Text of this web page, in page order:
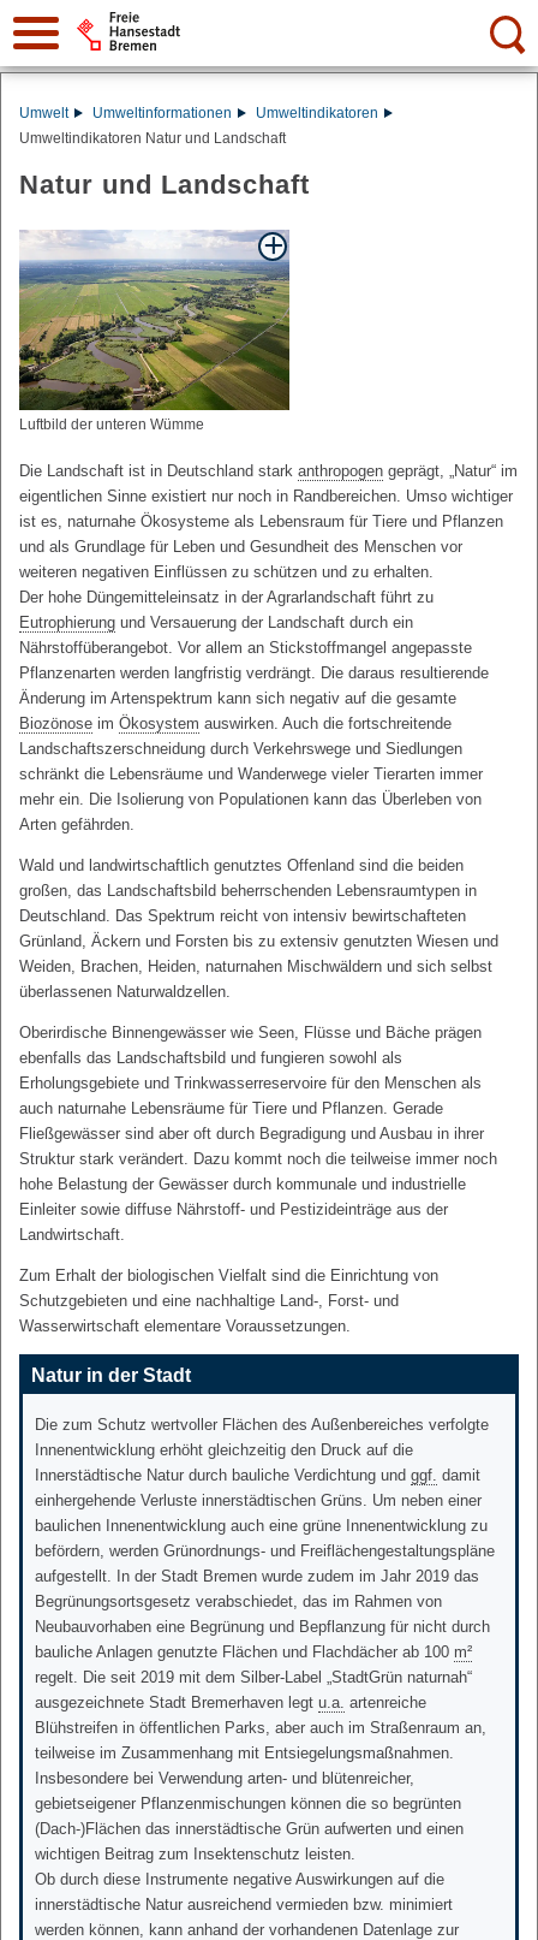
Suche:
Umwelt Umweltinformationen
Umweltindikatoren
Umweltindikatoren Natur und Landschaft
Natur und Landschaft
Luftbild der unteren Wümme
Die Landschaft ist in Deutschland stark anthropogen geprägt, „Natur“ im
eigentlichen Sinne existiert nur noch in Randbereichen. Umso wichtiger
ist es, naturnahe Ökosysteme als Lebensraum für Tiere und Pflanzen
und als Grundlage für Leben und Gesundheit des Menschen vor
weiteren negativen Einflüssen zu schützen und zu erhalten.
Der hohe Düngemitteleinsatz in der Agrarlandschaft führt zu
Eutrophierung und Versauerung der Landschaft durch ein
Nährstoffüberangebot. Vor allem an Stickstoffmangel angepasste
Pflanzenarten werden langfristig verdrängt. Die daraus resultierende
Änderung im Artenspektrum kann sich negativ auf die gesamte
Biozönose im Ökosystem auswirken. Auch die fortschreitende
Landschaftszerschneidung durch Verkehrswege und Siedlungen
schränkt die Lebensräume und Wanderwege vieler Tierarten immer
mehr ein. Die Isolierung von Populationen kann das Überleben von
Arten gefährden.
Wald und landwirtschaftlich genutztes Offenland sind die beiden
großen, das Landschaftsbild beherrschenden Lebensraumtypen in
Deutschland. Das Spektrum reicht von intensiv bewirtschafteten
Grünland, Äckern und Forsten bis zu extensiv genutzten Wiesen und
Weiden, Brachen, Heiden, naturnahen Mischwäldern und sich selbst
überlassenen Naturwaldzellen.
Oberirdische Binnengewässer wie Seen, Flüsse und Bäche prägen
ebenfalls das Landschaftsbild und fungieren sowohl als
Erholungsgebiete und Trinkwasserreservoire für den Menschen als
auch naturnahe Lebensräume für Tiere und Pflanzen. Gerade
Fließgewässer sind aber oft durch Begradigung und Ausbau in ihrer
Struktur stark verändert. Dazu kommt noch die teilweise immer noch
hohe Belastung der Gewässer durch kommunale und industrielle
Einleiter sowie diffuse Nährstoff- und Pestizideinträge aus der
Landwirtschaft.
Zum Erhalt der biologischen Vielfalt sind die Einrichtung von
Schutzgebieten und eine nachhaltige Land-, Forst- und
Wasserwirtschaft elementare Voraussetzungen.
Natur in der Stadt
Die zum Schutz wertvoller Flächen des Außenbereiches verfolgte
Innenentwicklung erhöht gleichzeitig den Druck auf die
Innerstädtische Natur durch bauliche Verdichtung und ggf. damit
einhergehende Verluste innerstädtischen Grüns. Um neben einer
baulichen Innenentwicklung auch eine grüne Innenentwicklung zu
befördern, werden Grünordnungs- und Freiflächengestaltungspläne
aufgestellt. In der Stadt Bremen wurde zudem im Jahr 2019 das
Begrünungsortsgesetz verabschiedet, das im Rahmen von
Neubauvorhaben eine Begrünung und Bepflanzung für nicht durch
bauliche Anlagen genutzte Flächen und Flachdächer ab 100 m²
regelt. Die seit 2019 mit dem Silber-Label „StadtGrün naturnah“
ausgezeichnete Stadt Bremerhaven legt u.a. artenreiche
Blühstreifen in öffentlichen Parks, aber auch im Straßenraum an,
teilweise im Zusammenhang mit Entsiegelungsmaßnahmen.
Insbesondere bei Verwendung arten- und blütenreicher,
gebietseigener Pflanzenmischungen können die so begrünten
(Dach-)Flächen das innerstädtische Grün aufwerten und einen
wichtigen Beitrag zum Insektenschutz leisten.
Ob durch diese Instrumente negative Auswirkungen auf die
innerstädtische Natur ausreichend vermieden bzw. minimiert
werden können, kann anhand der vorhandenen Datenlage zur